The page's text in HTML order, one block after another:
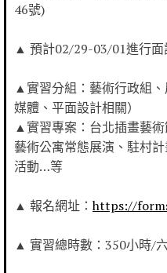
46號)
▲ 預計02/29-03/01進行面
▲實習分組：藝術行政組
媒體、平面設計相關）
▲實習專案：台北插畫藝
藝術公寓常態展演、駐村
活動…等
▲ 報名網址：https://
▲ 實習總時數：350小時/